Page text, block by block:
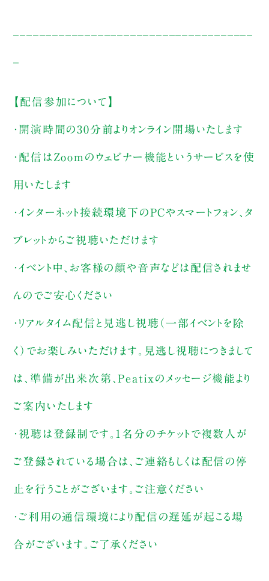
【配信参加について】
・開演時間の30分前よりオンライン開場いたします
・配信はZoomのウェビナー機能というサービスを使
用いたします
・インターネット接続環境下のPCやスマートフォン、タ
ブレットからご視聴いただけます
・イベント中、お客様の顔や音声などは配信されませ
んのでご安心ください
・リアルタイム配信と見逃し視聴（一部イベントを除
く）でお楽しみいただけます。見逃し視聴につきまして
は、準備が出来次第、Peatixのメッセージ機能より
ご案内いたします
・視聴は登録制です。1名分のチケットで複数人が
ご登録されている場合は、ご連絡もしくは配信の停
止を行うことがございます。ご注意ください
・ご利用の通信環境により配信の遅延が起こる場
合がございます。ご了承ください